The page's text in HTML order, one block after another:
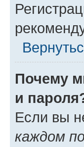
Почему
и
Если вы
каждом